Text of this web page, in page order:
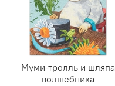
Муми-тролль и шляпа
волшебника